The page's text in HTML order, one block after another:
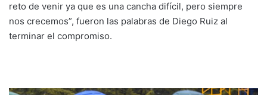
reto de venir ya que es una cancha difícil, pero siempre
nos crecemos”, fueron las palabras de Diego Ruiz al
terminar el compromiso.